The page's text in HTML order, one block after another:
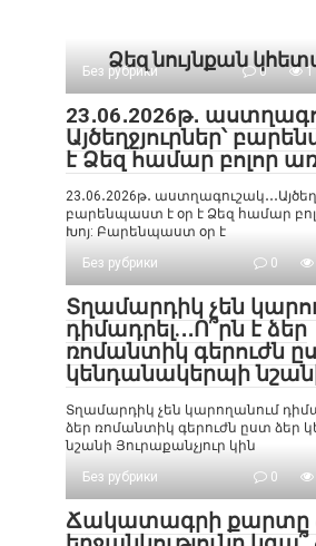
Ձեզ նույնքան
Без рубрики 0 1
23․06․2026թ․
Այծեղջյուրներ՝
է Ձեզ համար բոլոր
23․06․2026թ․
բարենպաստ է օր է Ձեզ համար
Խոյ: Բարենպաստ օր է
Без рубрики
0
Տղամարդիկ չեն
դիմադրել.․․Ո՞րն է ձեր
ռոմանտիկ գերուժն
կենդանակերպի
Տղամարդիկ չեն կարողանում
ձեր ռոմանտիկ գերուժն ըստ ձեր
նշանի Յուրաքանչյուր կին
Без рубрики
0
Ճակատագրի քարտը